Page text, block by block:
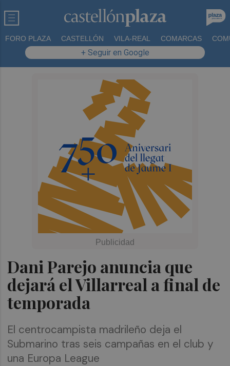
FORO PLAZA CASTELLÓN VILA-REAL COMARCAS
+ Seguir en Google
Dani Parejo anuncia que
dejará el Villarreal a final de
temporada
El centrocampista madrileño deja el
Submarino tras seis campañas en el club y
una Europa League